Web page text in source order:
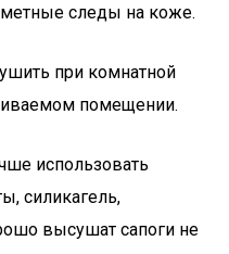
следы на коже.
при комнатной
помещении.
использовать
силикагель,
высушат сапоги не